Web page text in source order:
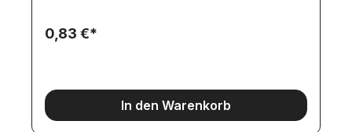
0,83 €*
In den Warenkorb